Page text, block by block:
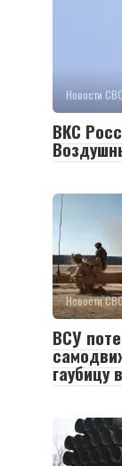
Новости СВО
ВКС
Новости
ВСУ
гаубицу